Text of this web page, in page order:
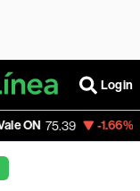
Login
-1.66% Itaú PN